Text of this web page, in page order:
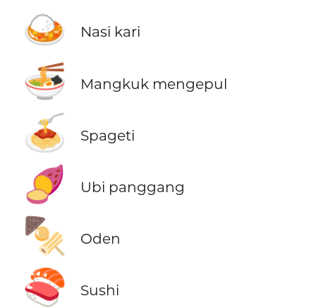
🍛 Nasi kari
🍜 Mangkuk mengepul
🍝 Spageti
🍠 Ubi panggang
🍢 Oden
🍣 Sushi